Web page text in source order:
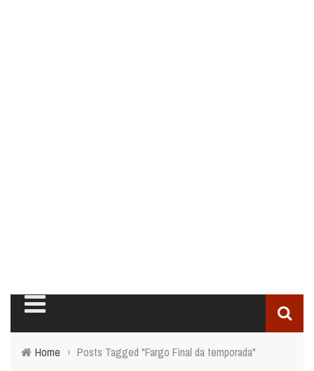
Home › Posts Tagged "Fargo Final da temporada"